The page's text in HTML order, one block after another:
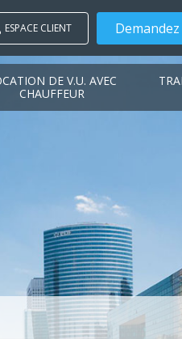
ESPACE CLIENT
DE V.U. AVEC
CHAUFFEUR